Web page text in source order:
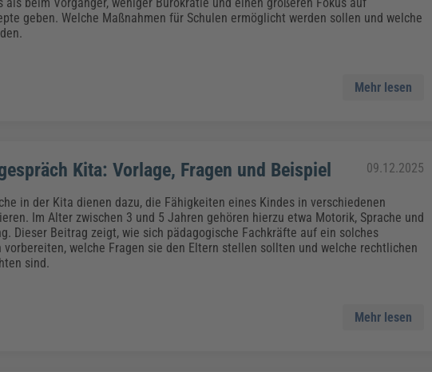
Hausmeister &
Künstliche Intelligenz
Fachpublikationen
Weiterbildungen
Zollverfahren & Zollvorschriften
geben. Welche Maßnahmen für Schulen ermöglicht werden sollen und welche
Mehr lesen
Kita: Vorlage, Fragen und Beispiel 09.12.2025
in der Kita dienen dazu, die Fähigkeiten eines Kindes in verschiedenen
Im Alter zwischen 3 und 5 Jahren gehören hierzu etwa Motorik, Sprache und
Dieser Beitrag zeigt, wie sich pädagogische Fachkräfte auf ein solches
vorbereiten, welche Fragen sie den Eltern stellen sollten und welche rechtlichen
sind.
Mehr lesen